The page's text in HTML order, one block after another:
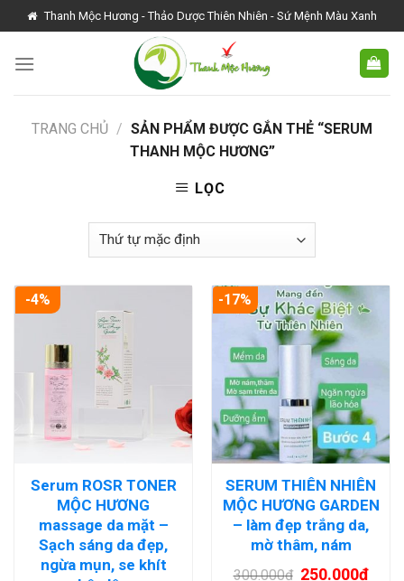
Skip
to
content
Thanh Mộc Hương - Thảo Dược Thiên Nhiên - Sứ Mệnh Màu Xanh
TRANG CHỦ / SẢN PHẨM ĐƯỢC GẮN THẺ “SERUM
THANH MỘC HƯƠNG”
LỌC
-4%
Serum ROSR TONER
MỘC HƯƠNG
massage da mặt –
Sạch sáng da đẹp,
ngừa mụn, se khít
-17%
SERUM THIÊN NHIÊN
MỘC HƯƠNG GARDEN
– làm đẹp trắng da,
mờ thâm, nám
300.000₫ 250.000₫